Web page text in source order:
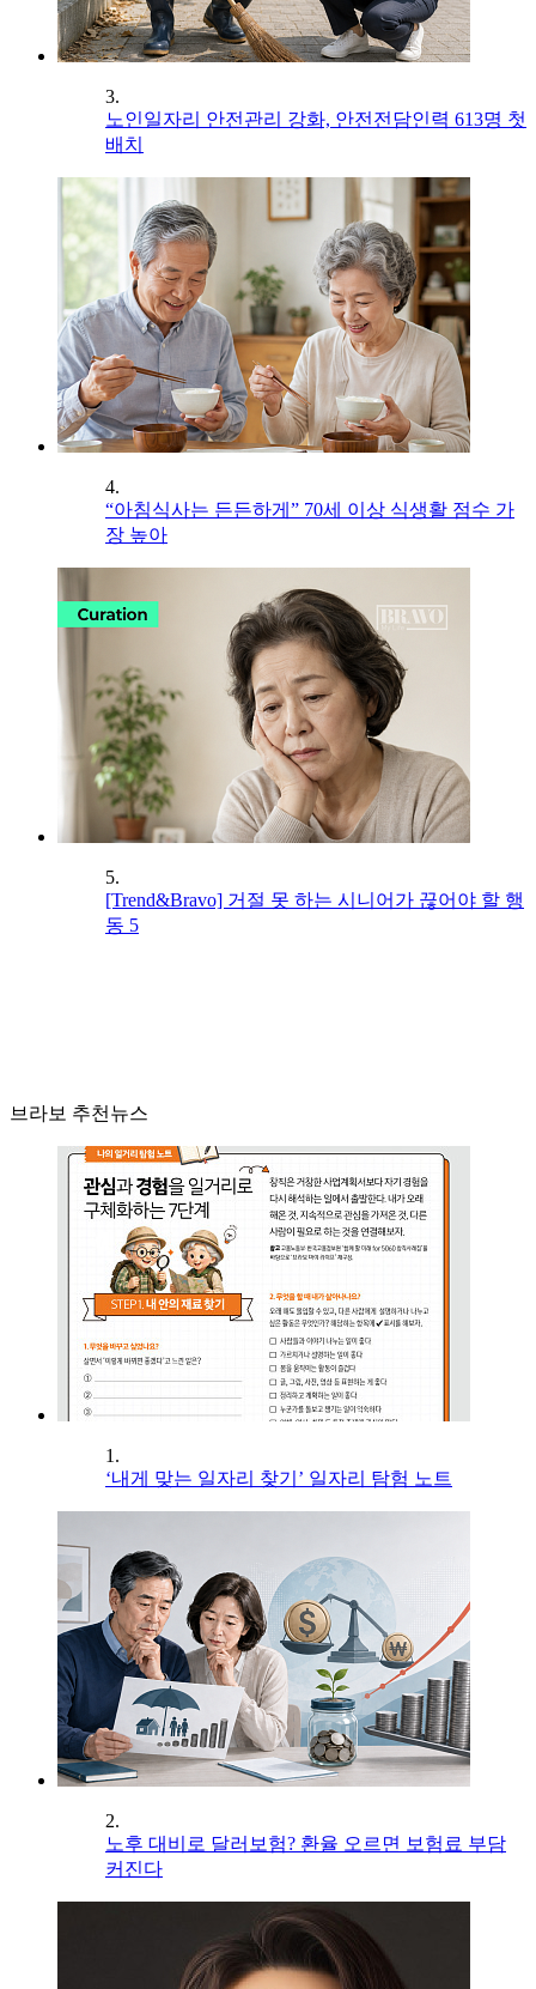
3.
노인일자리 안전관리 강화, 안전전담인력 613명 첫
배치
4.
“아침식사는 든든하게” 70세 이상 식생활 점수 가
장 높아
5.
[Trend&Bravo] 거절 못 하는 시니어가 끊어야 할 행
동 5
브라보 추천뉴스
1.
‘내게 맞는 일자리 찾기’ 일자리 탐험 노트
2.
노후 대비로 달러보험? 환율 오르면 보험료 부담
커진다